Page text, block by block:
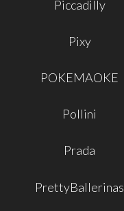
Piccadilly
Pixy
POKEMAOKE
Pollini
Prada
PrettyBallerinas